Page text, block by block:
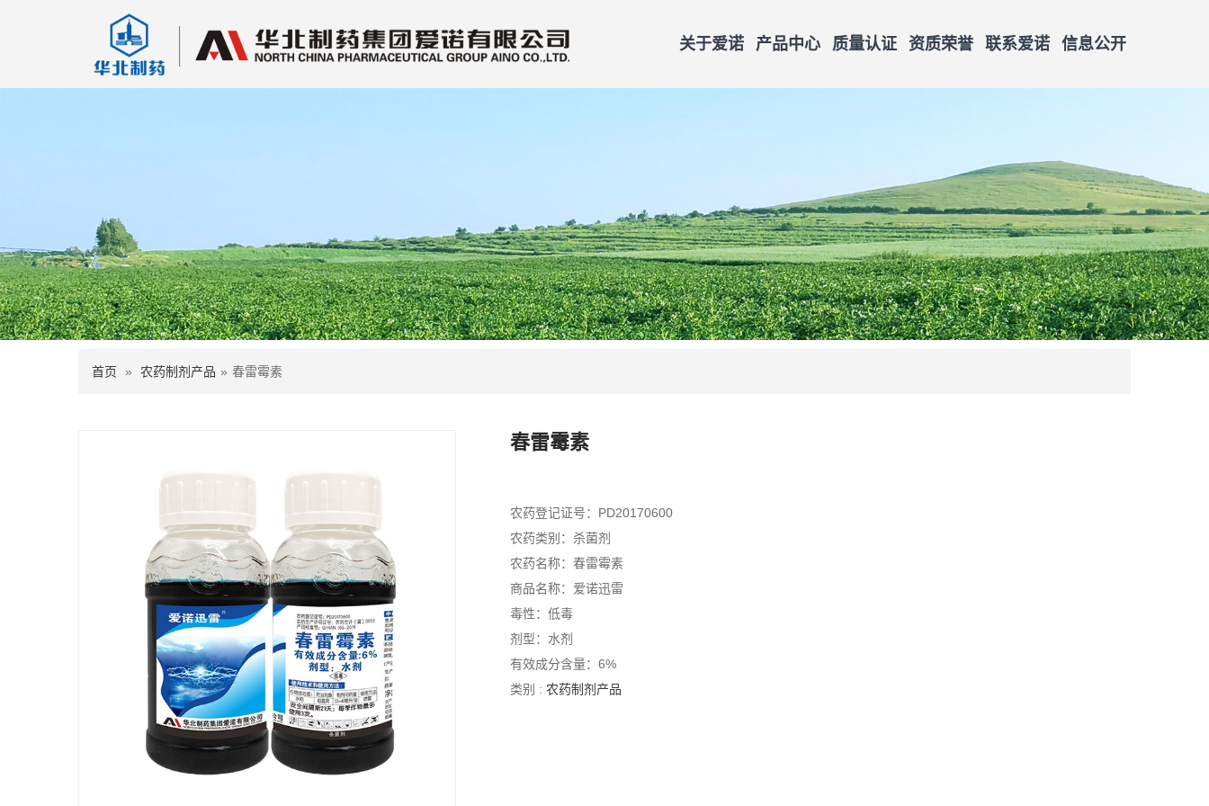
关于爱诺 产品中心 质量认证 资质荣誉 联系爱诺 信息公开
首页 » 农药制剂产品 » 春雷霉素
春雷霉素
农药登记证号：PD20170600
农药类别：杀菌剂
农药名称：春雷霉素
商品名称：爱诺迅雷
毒性：低毒
剂型：水剂
有效成分含量：6%
类别 : 农药制剂产品